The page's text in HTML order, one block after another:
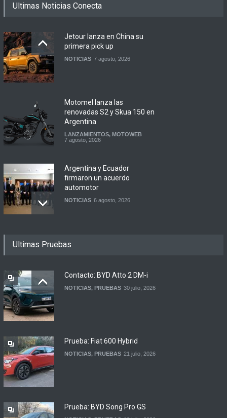
Ultimas Noticias Conecta
Jetour lanza en China su
primera pick up
NOTICIAS 7 agosto, 2026
Motomel lanza las
renovadas S2 y Skua 150 en
Argentina
LANZAMIENTOS, MOTOWEB
7 agosto, 2026
Argentina y Ecuador
firmaron un acuerdo
automotor
NOTICIAS 6 agosto, 2026
en concesionarios de
Ultimas Pruebas
Contacto: BYD Atto 2 DM-i
NOTICIAS, PRUEBAS 30 julio, 2026
Prueba: Fiat 600 Hybrid
NOTICIAS, PRUEBAS 21 julio, 2026
Prueba: BYD Song Pro GS